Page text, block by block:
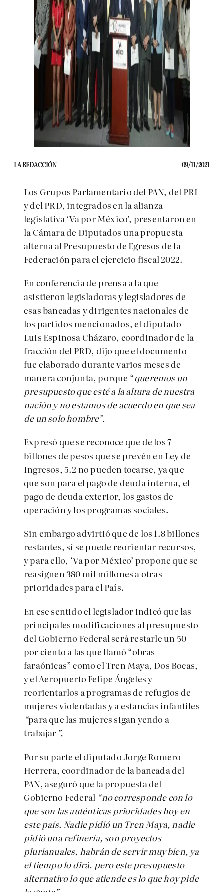
LA REDACCIÓN 09/11/2021
Los Grupos Parlamentario del PAN, del PRI
y del PRD, integrados en la alianza
legislativa ‘Va por México’, presentaron en
la Cámara de Diputados una propuesta
alterna al Presupuesto de Egresos de la
Federación para el ejercicio fiscal 2022.
En conferencia de prensa a la que
asistieron legisladoras y legisladores de
esas bancadas y dirigentes nacionales de
los partidos mencionados, el diputado
Luis Espinosa Cházaro, coordinador de la
fracción del PRD, dijo que el documento
fue elaborado durante varios meses de
manera conjunta, porque “queremos un
presupuesto que esté a la altura de nuestra
nación y no estamos de acuerdo en que sea
de un solo hombre”.
Expresó que se reconoce que de los 7
billones de pesos que se prevén en Ley de
Ingresos, 5.2 no pueden tocarse, ya que
que son para el pago de deuda interna, el
pago de deuda exterior, los gastos de
operación y los programas sociales.
Sin embargo advirtió que de los 1.8 billones
restantes, sí se puede reorientar recursos,
y para ello, ‘Va por México’ propone que se
reasignen 380 mil millones a otras
prioridades para el País.
En ese sentido el legislador indicó que las
principales modificaciones al presupuesto
del Gobierno Federal será restarle un 50
por ciento a las que llamó “obras
faraónicas” como el Tren Maya, Dos Bocas,
y el Aeropuerto Felipe Ángeles y
reorientarlos a programas de refugios de
mujeres violentadas y a estancias infantiles
“para que las mujeres sigan yendo a
trabajar ”.
Por su parte el diputado Jorge Romero
Herrera, coordinador de la bancada del
PAN, aseguró que la propuesta del
Gobierno Federal “no corresponde con lo
que son las auténticas prioridades hoy en
este país. Nadie pidió un Tren Maya, nadie
pidió una refinería, son proyectos
plurianuales, habrán de servir muy bien, ya
el tiempo lo dirá, pero este presupuesto
alternativo lo que atiende es lo que hoy pide